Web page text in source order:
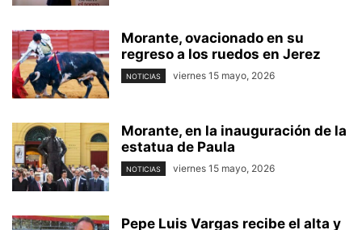
Morante, ovacionado en su
regreso a los ruedos en Jerez
NOTICIAS viernes 15 mayo, 2026
Morante, en la inauguración de la
estatua de Paula
NOTICIAS viernes 15 mayo, 2026
Pepe Luis Vargas recibe el alta y